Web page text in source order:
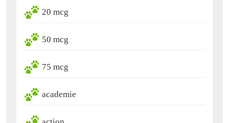
20 mcg
50 mcg
75 mcg
academie